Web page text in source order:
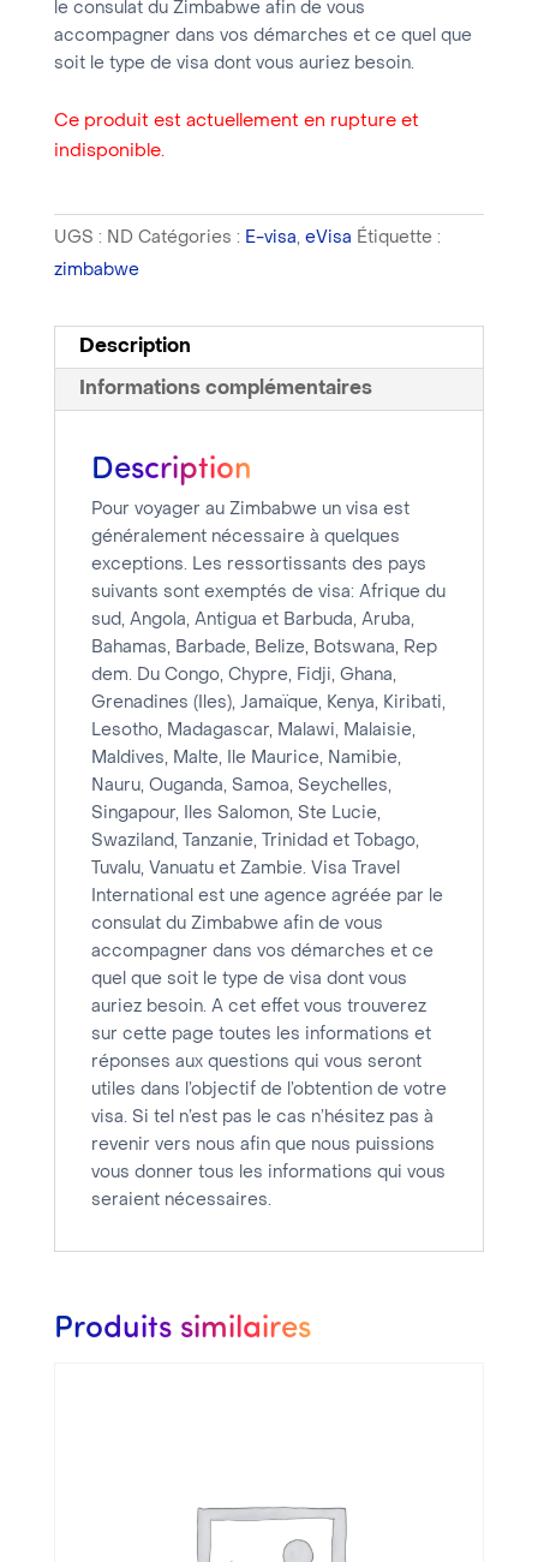
le consulat du Zimbabwe afin de vous
accompagner dans vos démarches et ce quel que
soit le type de visa dont vous auriez besoin.
Ce produit est actuellement en rupture et
indisponible.
UGS : ND Catégories : E-visa, eVisa Étiquette :
zimbabwe
Description
Informations complémentaires
Description
Pour voyager au Zimbabwe un visa est
généralement nécessaire à quelques
exceptions. Les ressortissants des pays
suivants sont exemptés de visa: Afrique du
sud, Angola, Antigua et Barbuda, Aruba,
Bahamas, Barbade, Belize, Botswana, Rep
dem. Du Congo, Chypre, Fidji, Ghana,
Grenadines (Iles), Jamaïque, Kenya, Kiribati,
Lesotho, Madagascar, Malawi, Malaisie,
Maldives, Malte, Ile Maurice, Namibie,
Nauru, Ouganda, Samoa, Seychelles,
Singapour, Iles Salomon, Ste Lucie,
Swaziland, Tanzanie, Trinidad et Tobago,
Tuvalu, Vanuatu et Zambie. Visa Travel
International est une agence agréée par le
consulat du Zimbabwe afin de vous
accompagner dans vos démarches et ce
quel que soit le type de visa dont vous
auriez besoin. A cet effet vous trouverez
sur cette page toutes les informations et
réponses aux questions qui vous seront
utiles dans l’objectif de l’obtention de votre
visa. Si tel n’est pas le cas n’hésitez pas à
revenir vers nous afin que nous puissions
vous donner tous les informations qui vous
seraient nécessaires.
Produits similaires